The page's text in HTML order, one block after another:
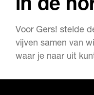
in de
Voor Gers! stelde
vijven samen van
waar je naar uit